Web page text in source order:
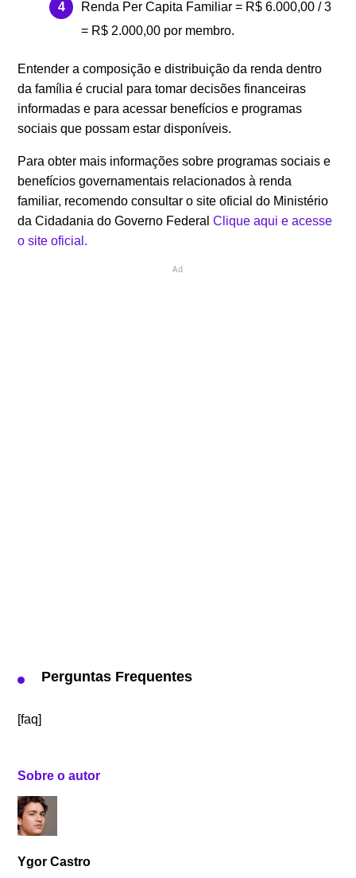
Renda Per Capita Familiar = R$ 6.000,00 / 3
= R$ 2.000,00 por membro.
Entender a composição e distribuição da renda dentro
da família é crucial para tomar decisões financeiras
informadas e para acessar benefícios e programas
sociais que possam estar disponíveis.
Para obter mais informações sobre programas sociais e
benefícios governamentais relacionados à renda
familiar, recomendo consultar o site oficial do Ministério
da Cidadania do Governo FederalClique aqui e acesse
o site oficial.
Ad
Perguntas Frequentes
[faq]
Sobre o autor
Ygor Castro